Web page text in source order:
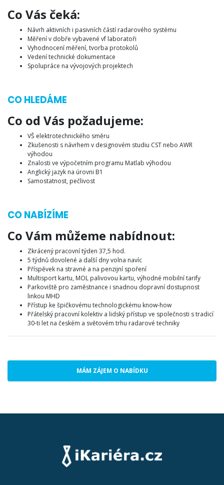
Co Vás čeká:
Návrh aktivních i pasivních částí radarového systému
Měření v dobře vybavené vf laboratoři
Vyhodnocení měření, tvorba protokolů
Vedení technické dokumentace
Spolupráce na vývojových projektech
CO HLEDÁME
Co od Vás požadujeme:
VŠ elektrotechnického směru
Zkušenosti s návrhem v designovém studiu CST nebo AWR
výhodou
Znalosti ve výpočetním programu Matlab výhodou
Anglický jazyk na úrovni B1
Samostatnost, pečlivost
CO NABÍZÍME
Co Vám můžeme nabídnout:
Zkrácený pracovní týden 37,5 hod.
5 týdnů dovolené a další dny volna navíc
Příspěvek na stravné a na penzijní spoření
Multisport kartu, MOL palivovou kartu, výhodné mobilní tarify
Parkoviště pro zaměstnance i snadnou dopravní dostupnost
linkou MHD
Přístup ke špičkovému technologickému know-how
Přátelský pracovní kolektiv a lidský přístup ve společnosti s tradicí
30-ti let na českém a světovém trhu radarové techniky
MÁM ZÁJEM O NABÍDKU